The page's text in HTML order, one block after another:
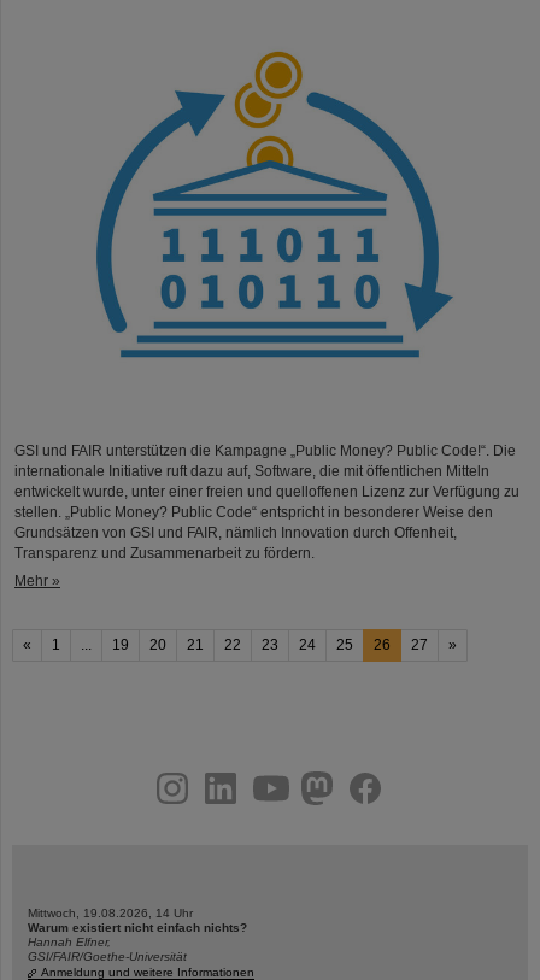
GSI und FAIR unterstützen die Kampagne „Public Money? Public Code!“. Die
internationale Initiative ruft dazu auf, Software, die mit öffentlichen Mitteln
entwickelt wurde, unter einer freien und quelloffenen Lizenz zur Verfügung zu
stellen. „Public Money? Public Code“ entspricht in besonderer Weise den
Grundsätzen von GSI und FAIR, nämlich Innovation durch Offenheit,
Transparenz und Zusammenarbeit zu fördern.
Mehr »
« 1 ... 19 20 21 22 23 24 25 26 27 »
youtubehelmholtz.socialfacebook
Mittwoch, 19.08.2026, 14 Uhr
Warum existiert nicht einfach nichts?
Hannah Elfner,
GSI/FAIR/Goethe-Universität
Anmeldung und weitere Informationen